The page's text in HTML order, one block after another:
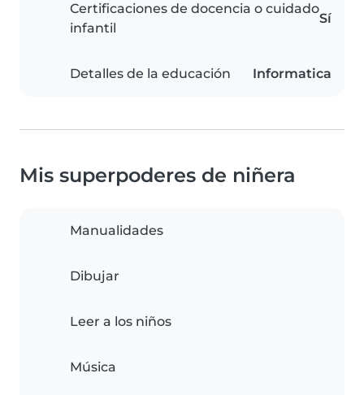
Certificaciones de docencia o cuidado
infantil
Sí
Detalles de la educación Informatica
Mis superpoderes de niñera
Manualidades
Dibujar
Leer a los niños
Música